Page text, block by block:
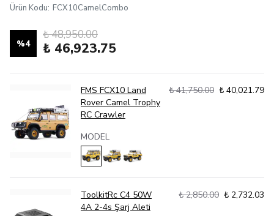
Ürün Kodu: FCX10CamelCombo
%4
₺ 48,950.00
₺ 46,923.75
FMS FCX10 Land
Rover Camel Trophy
RC Crawler
₺ 41,750.00 ₺ 40,021.79
MODEL
ToolkitRc C4 50W
4A 2-4s Şarj Aleti
₺ 2,850.00 ₺ 2,732.03